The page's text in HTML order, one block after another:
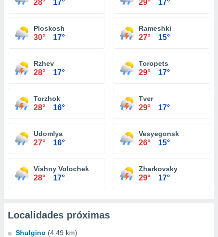
28° 17° 29° 17°
Ploskosh
30° 17°
Rameshki
27° 15°
Rzhev
28° 17°
Toropets
29° 17°
Torzhok
28° 16°
Tver
29° 17°
Udomlya
27° 16°
Vesyegonsk
26° 15°
Vishny Volochek
28° 17°
Zharkovsky
29° 17°
Localidades próximas
Shulgino (4.49 km)